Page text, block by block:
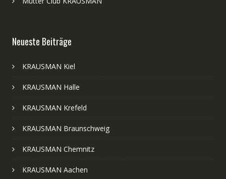
Neueste Beiträge
KRAUSMAN Kiel
KRAUSMAN Halle
KRAUSMAN Krefeld
KRAUSMAN Braunschweig
KRAUSMAN Chemnitz
KRAUSMAN Aachen